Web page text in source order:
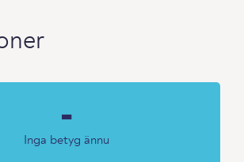
-
Inga betyg ännu